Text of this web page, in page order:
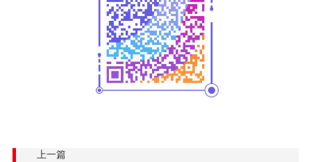
上一篇